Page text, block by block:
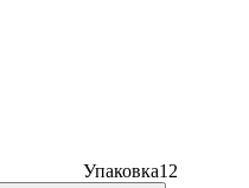
Упаковка12